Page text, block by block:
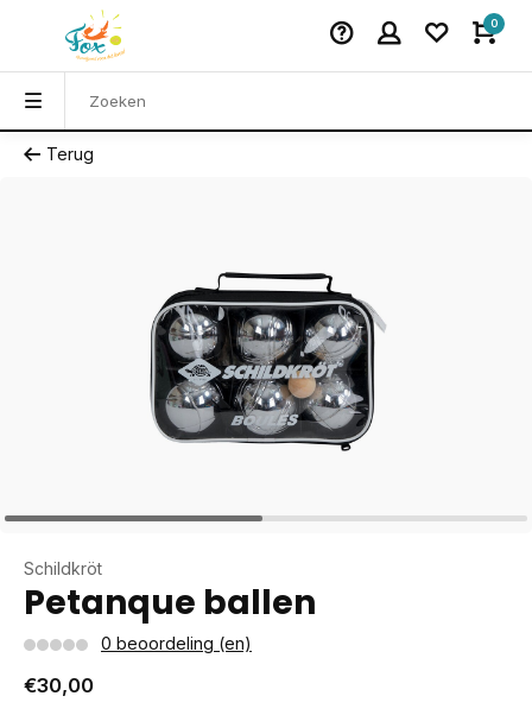
0
Terug
Schildkröt
Petanque ballen
0 beoordeling (en)
€30,00